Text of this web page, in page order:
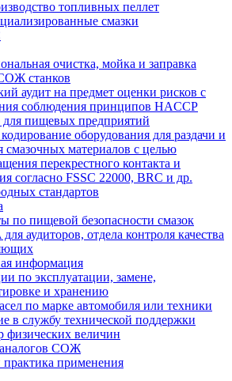
топливных пеллет
смазки
очистка, мойка и заправка
станков
аудит на предмет оценки рисков с
соблюдения принципов HACCP
пищевых предприятий
оборудования для раздачи и
смазочных материалов с целью
перекрестного контакта и
согласно FSSC 22000, BRC и др.
стандартов
по пищевой безопасности смазок
аудиторов, отдела контроля качества
информация
по эксплуатации, замене,
и хранению
по марке автомобиля или техники
в службу технической поддержки
физических величин
СОЖ
применения